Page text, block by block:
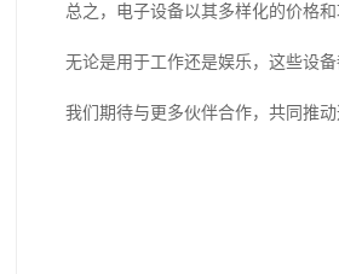
总之，电子设备以其多样化的价格
无论是用于工作还是娱乐，这些设备
我们期待与更多伙伴合作，共同推